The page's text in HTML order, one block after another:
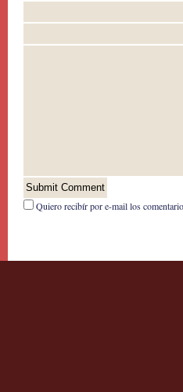
Quiero recibír por e-mail los